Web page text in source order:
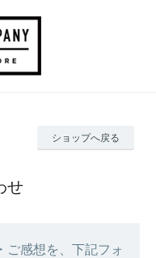
ショップへ戻る
せ
ご感想を、下記フォ